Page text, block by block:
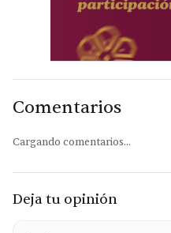
Comentarios
Cargando comentarios...
Deja tu opinión